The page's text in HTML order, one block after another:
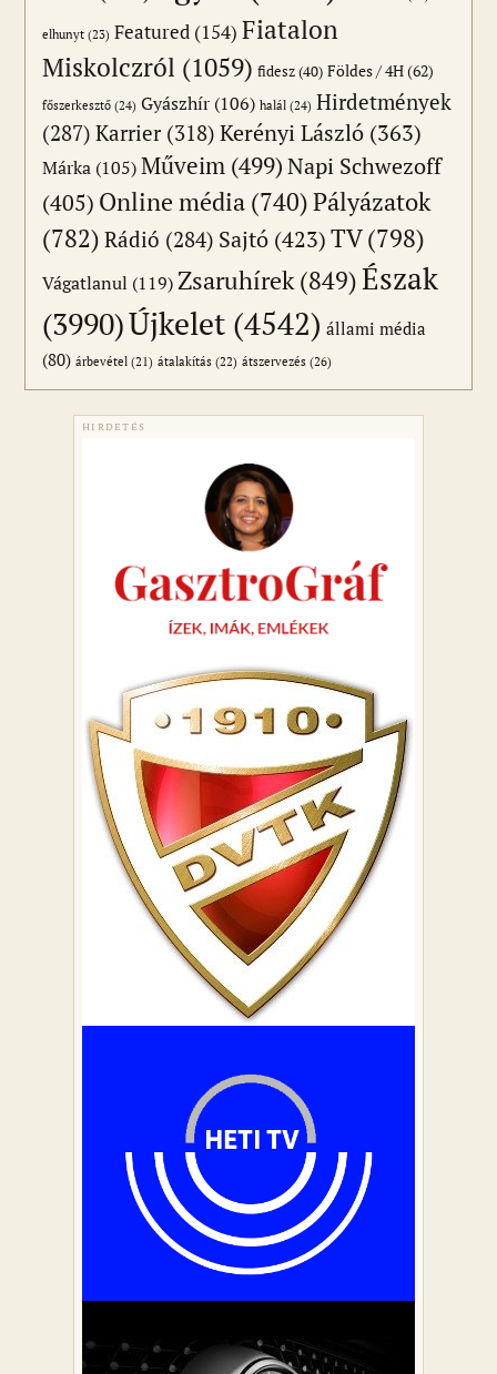
elhunyt (23) Featured (154) Fiatalon
Miskolczról (1059) fidesz(40) Földes / 4H(62)
főszerkesztő (24) Gyászhír (106) halál (24) Hirdetmények
(287) Karrier(318) Kerényi László (363)
Márka (105) Műveim (499)Napi Schwezoff
(405) Online média (740)Pályázatok
(782) Rádió (284) Sajtó (423)TV(798)
Vágatlanul (119) Zsaruhírek (849)Észak
(3990)Újkelet (4542) állami média
(80) árbevétel (21) átalakítás (22) átszervezés (26)
HIRDETÉS